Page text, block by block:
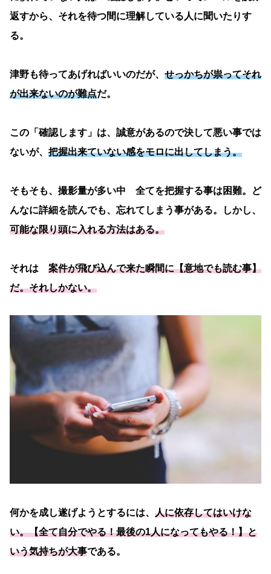
返すから、それを待つ間に理解している人に聞いたりす
る。
津野も待ってあげればいいのだが、 せっかちが祟ってそれ
が出来ないのが難点だ。
この「確認します」は、誠意があるので決して悪い事では
ないが、 把握出来ていない感をモロに出してしまう。
そもそも、撮影量が多い中 全てを把握する事は困難。ど
んなに詳細を読んでも、忘れてしまう事がある。しかし、
可能な限り頭に入れる方法はある。
それは 案件が飛び込んで来た瞬間に【意地でも読む事】
だ。それしかない。
何かを成し遂げようとするには、 人に依存してはいけな
い。【全て自分でやる！最後の1人になってもやる！】と
いう気持ちが大事である。